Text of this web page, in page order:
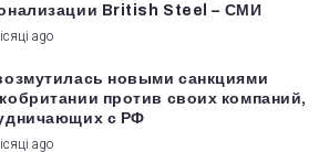
British Steel – СМИ
ago
новыми санкциями
против своих компаний,
с РФ
ago